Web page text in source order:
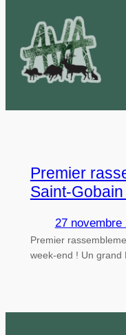
contenu
nomade
Premier
Saint-Gobain
27 novembre
Premier
week-end ! Un grand